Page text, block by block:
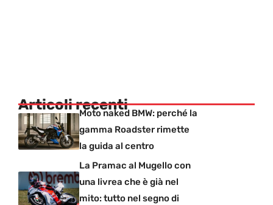
Articoli recentiMoto naked BMW: perché la
gamma Roadster rimette
la guida al centro
La Pramac al Mugello con
una livrea che è già nel
mito: tutto nel segno di